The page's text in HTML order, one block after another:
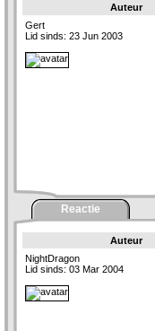
Auteur
Gert
Lid sinds: 23 Jun 2003
Reactie
Auteur
NightDragon
Lid sinds: 03 Mar 2004